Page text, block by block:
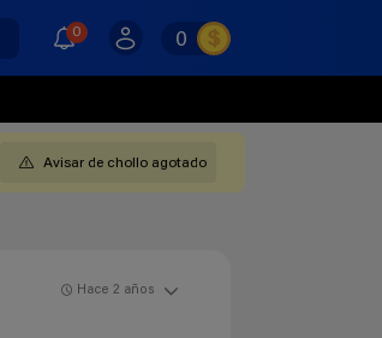
0 0
Avisar de chollo agotado
Hace 2 años